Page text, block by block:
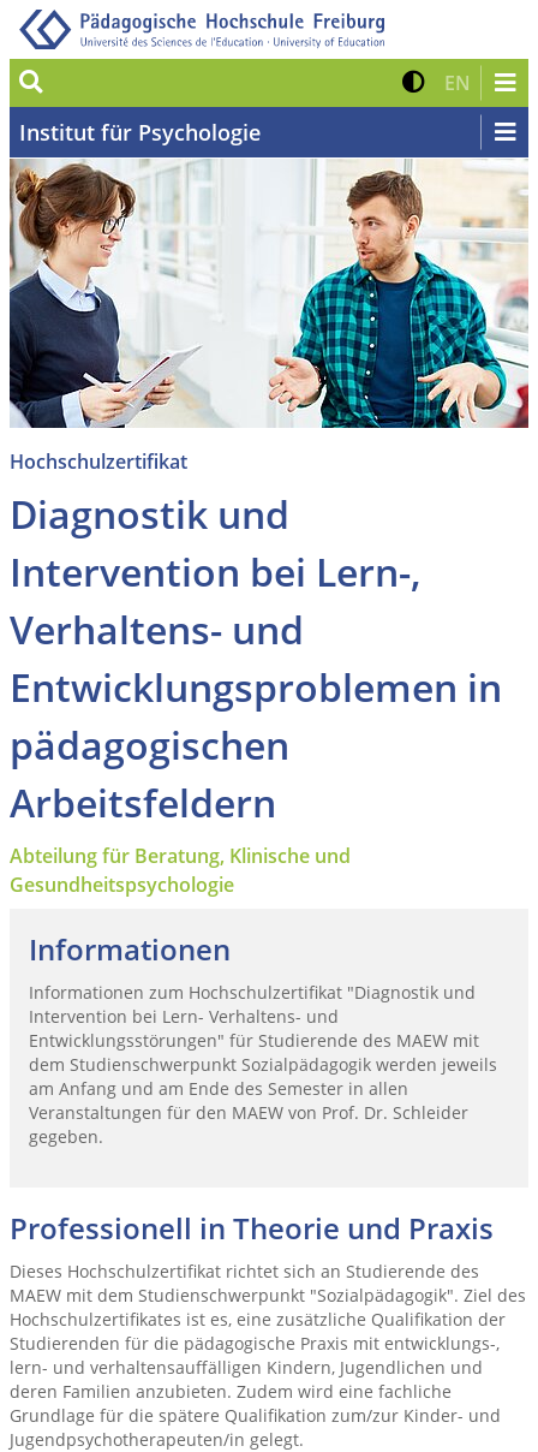
Suche Kontrast
EN Zur
Institut für Psychologie
Hochschulzertifikat
Diagnostik und
Intervention bei Lern-,
Verhaltens- und
Entwicklungsproblemen in
pädagogischen
Arbeitsfeldern
Abteilung für Beratung, Klinische und
Gesundheitspsychologie
Informationen
Informationen zum Hochschulzertifikat "Diagnostik und
Intervention bei Lern- Verhaltens- und
Entwicklungsstörungen" für Studierende des MAEW mit
dem Studienschwerpunkt Sozialpädagogik werden jeweils
am Anfang und am Ende des Semester in allen
Veranstaltungen für den MAEW von Prof. Dr. Schleider
gegeben.
Professionell in Theorie und Praxis
Dieses Hochschulzertifikat richtet sich an Studierende des
MAEW mit dem Studienschwerpunkt "Sozialpädagogik". Ziel des
Hochschulzertifikates ist es, eine zusätzliche Qualifikation der
Studierenden für die pädagogische Praxis mit entwicklungs-,
lern- und verhaltensauffälligen Kindern, Jugendlichen und
deren Familien anzubieten. Zudem wird eine fachliche
Grundlage für die spätere Qualifikation zum/zur Kinder- und
Jugendpsychotherapeuten/in gelegt.